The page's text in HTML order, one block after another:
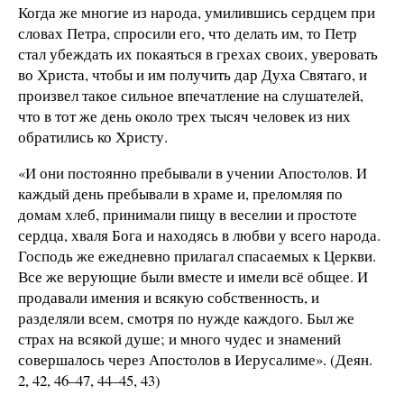
Когда же многие из народа, умилившись сердцем при
словах Петра, спросили его, что делать им, то Петр
стал убеждать их покаяться в грехах своих, уверовать
во Христа, чтобы и им получить дар Духа Святаго, и
произвел такое сильное впечатление на слушателей,
что в тот же день около трех тысяч человек из них
обратились ко Христу.
«И они постоянно пребывали в учении Апостолов. И
каждый день пребывали в храме и, преломляя по
домам хлеб, принимали пищу в веселии и простоте
сердца, хваля Бога и находясь в любви у всего народа.
Господь же ежедневно прилагал спасаемых к Церкви.
Все же верующие были вместе и имели всё общее. И
продавали имения и всякую собственность, и
разделяли всем, смотря по нужде каждого. Был же
страх на всякой душе; и много чудес и знамений
совершалось через Апостолов в Иерусалиме». (Деян.
2, 42, 46–47, 44–45, 43)